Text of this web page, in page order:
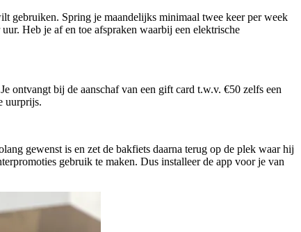
gebruiken. Spring je maandelijks minimaal twee keer per week
Heb je af en toe afspraken waarbij een elektrische
ontvangt bij de aanschaf van een gift card t.w.v. €50 zelfs een
uurprijs.
gewenst is en zet de bakfiets daarna terug op de plek waar hij
gebruik te maken. Dus installeer de app voor je van